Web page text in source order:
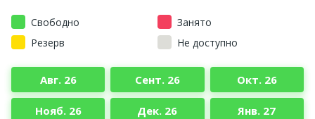
Свободно
Занято
Резерв
Не доступно
Авг. 26 Сент. 26 Окт. 26
Нояб. 26 Дек. 26 Янв. 27